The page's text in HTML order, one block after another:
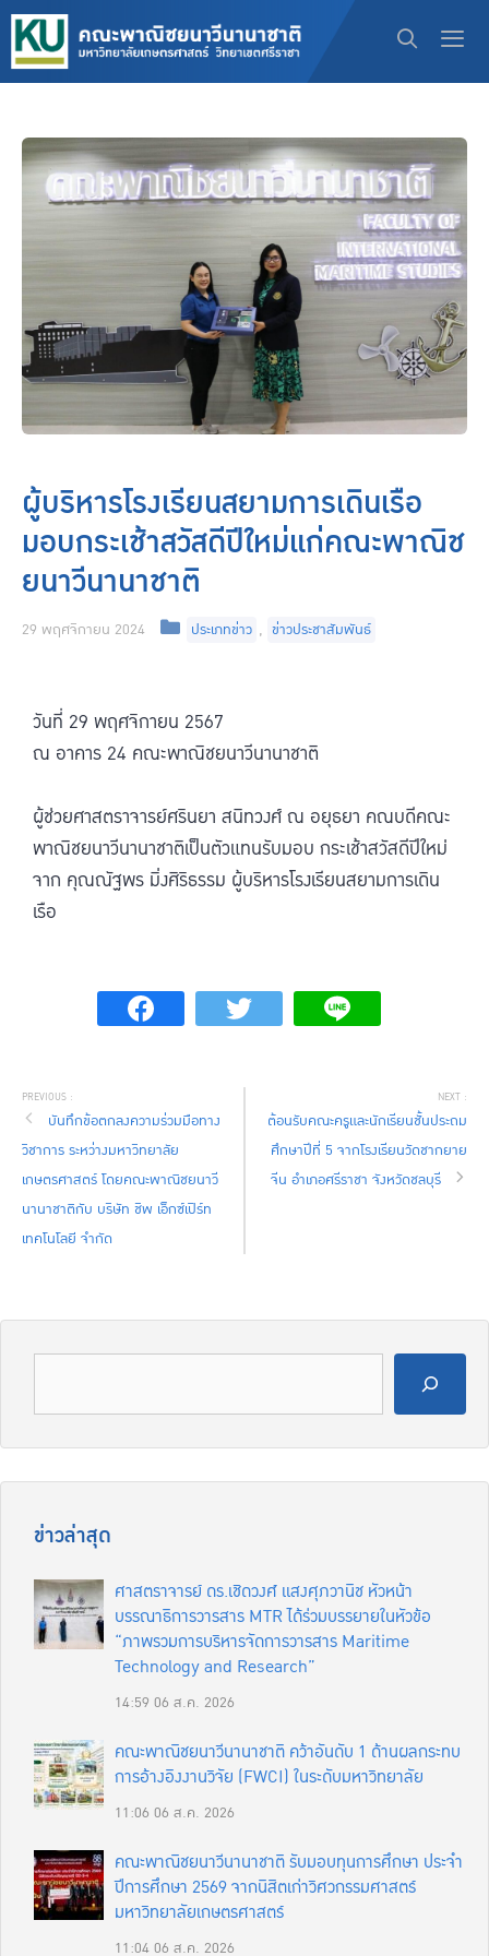
ผู้บริหารโรงเรียนสยามการเดินเรือ
มอบกระเช้าสวัสดีปีใหม่แก่คณะพาณิช
ยนาวีนานาชาติ
29 พฤศจิกายน 2024 ประเภทข่าว , ข่าวประชาสัมพันธ์
วันที่ 29 พฤศจิกายน 2567
ณ อาคาร 24 คณะพาณิชยนาวีนานาชาติ
ผู้ช่วยศาสตราจารย์ศรินยา สนิทวงศ์ ณ อยุธยา คณบดีคณะ
พาณิชยนาวีนานาชาติเป็นตัวแทนรับมอบ กระเช้าสวัสดีปีใหม่
จาก คุณณัฐพร มิ่งศิริธรรม ผู้บริหารโรงเรียนสยามการเดิน
เรือ
บันทึกข้อตกลงความร่วมมือทาง
วิชาการ ระหว่างมหาวิทยาลัย
เกษตรศาสตร์ โดยคณะพาณิชยนาวี
นานาชาติกับ บริษัท ชิพ เอ็กซ์เปิร์ท
เทคโนโลยี จำกัด
ต้อนรับคณะครูและนักเรียนชั้นประถม
ศึกษาปีที่ 5 จากโรงเรียนวัดชากยาย
จีน อำเภอศรีราชา จังหวัดชลบุรี
ข่าวล่าสุด
ศาสตราจารย์ ดร.เชิดวงศ์ แสงศุภวานิช หัวหน้า
บรรณาธิการวารสาร MTR ได้ร่วมบรรยายในหัวข้อ
“ภาพรวมการบริหารจัดการวารสาร Maritime
Technology and Research”
14:59 06 ส.ค. 2026
คณะพาณิชยนาวีนานาชาติ คว้าอันดับ 1 ด้านผลกระทบ
การอ้างอิงงานวิจัย (FWCI) ในระดับมหาวิทยาลัย
11:06 06 ส.ค. 2026
คณะพาณิชยนาวีนานาชาติ รับมอบทุนการศึกษา ประจำ
ปีการศึกษา 2569 จากนิสิตเก่าวิศวกรรมศาสตร์
มหาวิทยาลัยเกษตรศาสตร์
11:0406 ส.ค. 2026